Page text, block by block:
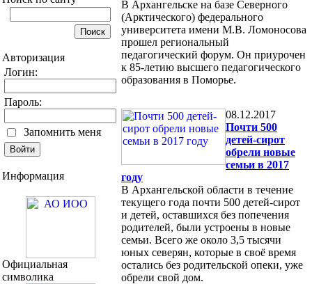
Авторизация
Логин:
Пароль:
Запомнить меня
Информация
Официальная
символика
В Архангельске на базе Северного
(Арктического) федерального
университета имени М.В. Ломоносова
прошел региональный
педагогический форум. Он приурочен
к 85-летию высшего педагогического
образования в Поморье.
08.12.2017
Почти 500
детей-сирот
обрели новые
семьи в 2017
году
В Архангельской области в течение
текущего года почти 500 детей-сирот
и детей, оставшихся без попечения
родителей, были устроены в новые
семьи. Всего же около 3,5 тысячи
юных северян, которые в своё время
остались без родительской опеки, уже
обрели свой дом.